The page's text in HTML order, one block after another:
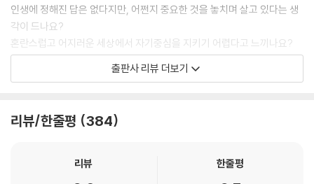
인생에 정해진 답은 없다지만, 어쩐지 중요한 것을 놓치며 살고 있다는 생
각이 드나요?
혼란스럽고 어지러운 세상에서 자기중심을 지키기 어렵다고 느끼나요?
지긋지긋한 내 모습과 고쳐지지 않는 습관에서 자유롭고 싶나요?
보고 들으면 그 순간에는 바꿔야지 다짐하지만, 돌아서면 내 문제에는 다
떠오릅니다. 그런 순간에 탁! 그 생각을 멈추게 하는 단 하나의 생각이 있습
출판사 리뷰 더보기
리뷰/한줄평 384
리뷰 한줄평